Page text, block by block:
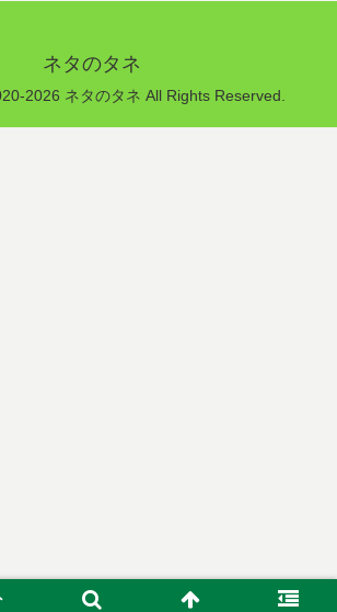
ネタのタネ
2026 ネタのタネ All Rights Reserved.